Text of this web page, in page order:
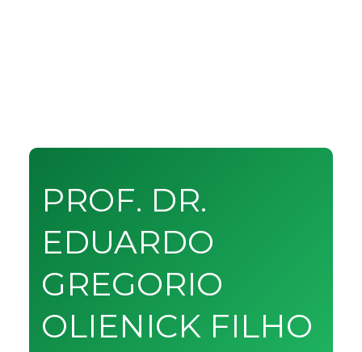
PROF. DR.
EDUARDO
GREGORIO
OLIENICK FILHO